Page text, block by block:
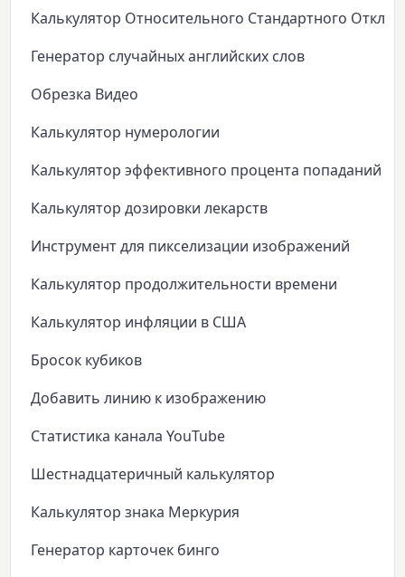
Калькулятор Относительного Стандартного
Генератор случайных английских слов
Обрезка Видео
Калькулятор нумерологии
Калькулятор эффективного процента попаданий
Калькулятор дозировки лекарств
Инструмент для пикселизации изображений
Калькулятор продолжительности времени
Калькулятор инфляции в США
Бросок кубиков
Добавить линию к изображению
Статистика канала YouTube
Шестнадцатеричный калькулятор
Калькулятор знака Меркурия
Генератор карточек бинго